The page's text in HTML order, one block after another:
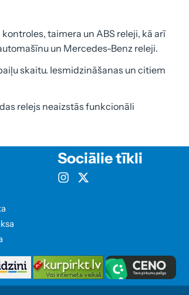
taimera un ABS releji, kā arī
un Mercedes-Benz releji.
skaitu. Iesmidzināšanas un citiem
relejs neaizstās funkcionāli
Sociālie tīkli